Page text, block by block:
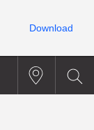
Download